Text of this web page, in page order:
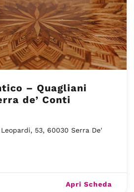
de’ Conti
Leopardi, 53, 60030 Serra De'
Apri Scheda